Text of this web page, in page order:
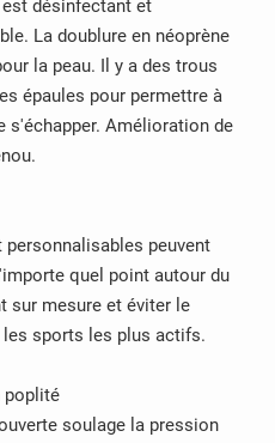
est désinfectant et
La doublure en néoprène
la peau. Il y a des trous
épaules pour permettre à
s'échapper. Amélioration de
peuvent
quel point autour du
sur mesure et éviter le
sports les plus actifs.
poplité
soulage la pression